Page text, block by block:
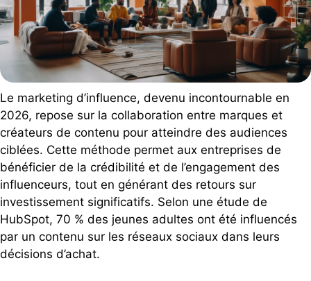
Le marketing d’influence, devenu incontournable en
2026, repose sur la collaboration entre marques et
créateurs de contenu pour atteindre des audiences
ciblées. Cette méthode permet aux entreprises de
bénéficier de la crédibilité et de l’engagement des
influenceurs, tout en générant des retours sur
investissement significatifs. Selon une étude de
HubSpot, 70 % des jeunes adultes ont été influencés
par un contenu sur les réseaux sociaux dans leurs
décisions d’achat.